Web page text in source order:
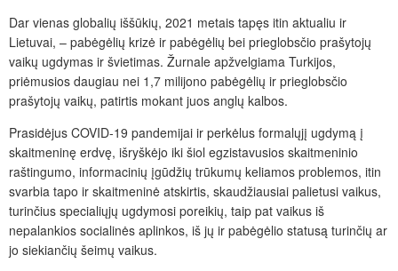
Dar vienas globalių iššūkių, 2021 metais tapęs itin aktualiu ir
Lietuvai, – pabėgėlių krizė ir pabėgėlių bei prieglobsčio prašytojų
vaikų ugdymas ir švietimas. Žurnale apžvelgiama Turkijos,
priėmusios daugiau nei 1,7 milijono pabėgėlių ir prieglobsčio
prašytojų vaikų, patirtis mokant juos anglų kalbos.
Prasidėjus COVID-19 pandemijai ir perkėlus formalųjį ugdymą į
skaitmeninę erdvę, išryškėjo iki šiol egzistavusios skaitmeninio
raštingumo, informacinių įgūdžių trūkumų keliamos problemos, itin
svarbia tapo ir skaitmeninė atskirtis, skaudžiausiai palietusi vaikus,
turinčius specialiųjų ugdymosi poreikių, taip pat vaikus iš
nepalankios socialinės aplinkos, iš jų ir pabėgėlio statusą turinčių ar
jo siekiančių šeimų vaikus.